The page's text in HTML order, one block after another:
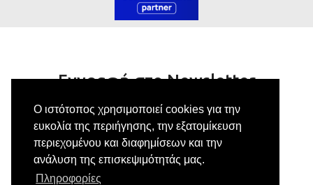
Ο ιστότοπος χρησιμοποιεί cookies για την
ευκολία της περιήγησης, την εξατομίκευση
περιεχομένου και διαφημίσεων και την
ανάλυση της επισκεψιμότητάς μας.
Πληροφορίες
Εγγραφή στο Newsletter
Κάνε εγγραφή στο newsletter μας για να
λαμβάνεις αποκλειστικές προσφορές.